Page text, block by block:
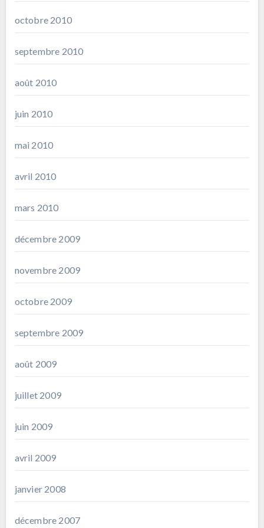
octobre 2010
septembre 2010
août 2010
juin 2010
mai 2010
avril 2010
mars 2010
décembre 2009
novembre 2009
octobre 2009
septembre 2009
août 2009
juillet 2009
juin 2009
avril 2009
janvier 2008
décembre 2007